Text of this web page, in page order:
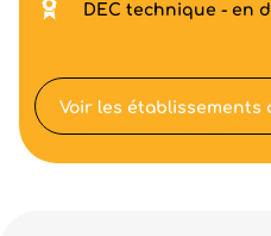
DEC technique - en
Voir les établissements